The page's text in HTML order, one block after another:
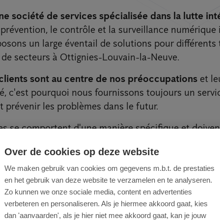
société de services spécialisée dans la lutte
le contrôle et la surveillance numérique
un large éventail de solutions pour différents
secteurs à Ottignies-Louvain-la-Neuve.
sont au centre de nos préoccupations et
c'est pourquoi nous fournissons toujours un
prévenir les problèmes dans le futur.
se comportent d'une manière spécifique et
appropriée. Grâce à notre connaissance
et aux méthodes de lutte spécifiques
adaptée à chaque infestation.
Over de cookies op deze website
We maken gebruik van cookies om gegevens m.b.t. de prestaties
en het gebruik van deze website te verzamelen en te analyseren.
Zo kunnen we onze sociale media, content en advertenties
verbeteren en personaliseren. Als je hiermee akkoord gaat, kies
dan 'aanvaarden', als je hier niet mee akkoord gaat, kan je jouw